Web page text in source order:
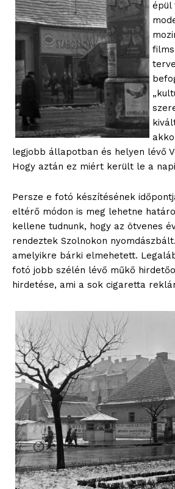
szubjektív
ELŐFIZETÉS
Hasznos
épül
legjobb állapotban és helyen lévő
Hogy aztán ez miért került le a
Persze e fotó készítésének
eltérő módon is meg lehetne
kellene tudnunk, hogy az ötvenes
rendeztek Szolnokon
amelyikre bárki elmehetett.
fotó jobb szélén lévő műkő
hirdetése, ami a sok cigaretta